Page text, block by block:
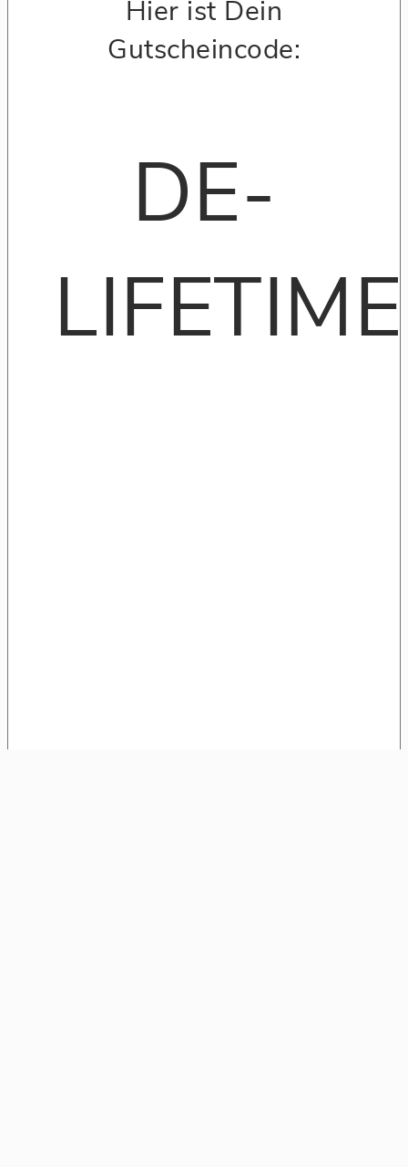
Hier ist Dein
Gutscheincode:
DE-
LIFETIME